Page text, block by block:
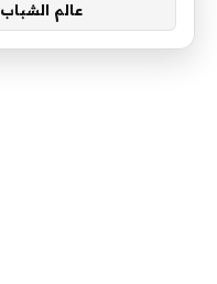
عالم الشباب